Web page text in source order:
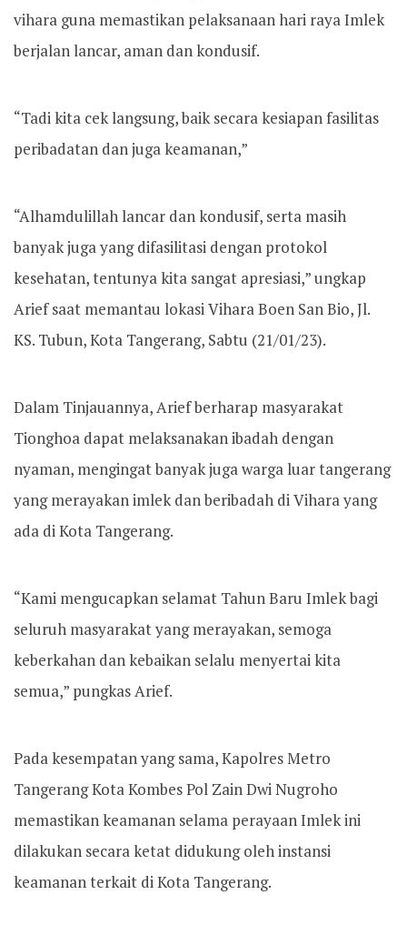
vihara guna memastikan pelaksanaan hari raya Imlek
berjalan lancar, aman dan kondusif.
“Tadi kita cek langsung, baik secara kesiapan fasilitas
peribadatan dan juga keamanan,”
“Alhamdulillah lancar dan kondusif, serta masih
banyak juga yang difasilitasi dengan protokol
kesehatan, tentunya kita sangat apresiasi,” ungkap
Arief saat memantau lokasi Vihara Boen San Bio, Jl.
KS. Tubun, Kota Tangerang, Sabtu (21/01/23).
Dalam Tinjauannya, Arief berharap masyarakat
Tionghoa dapat melaksanakan ibadah dengan
nyaman, mengingat banyak juga warga luar tangerang
yang merayakan imlek dan beribadah di Vihara yang
ada di Kota Tangerang.
“Kami mengucapkan selamat Tahun Baru Imlek bagi
seluruh masyarakat yang merayakan, semoga
keberkahan dan kebaikan selalu menyertai kita
semua,” pungkas Arief.
Pada kesempatan yang sama, Kapolres Metro
Tangerang Kota Kombes Pol Zain Dwi Nugroho
memastikan keamanan selama perayaan Imlek ini
dilakukan secara ketat didukung oleh instansi
keamanan terkait di Kota Tangerang.